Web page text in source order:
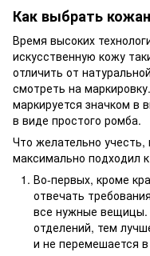
Как выбрать
Время высоких
искусственную кожу
отличить от
смотреть на
маркируется значком в
в виде простого ромба.
Что желательно
максимально подходил
Во-первых, кроме
отвечать
все нужные вещицы.
отделений, тем
и не перемешается